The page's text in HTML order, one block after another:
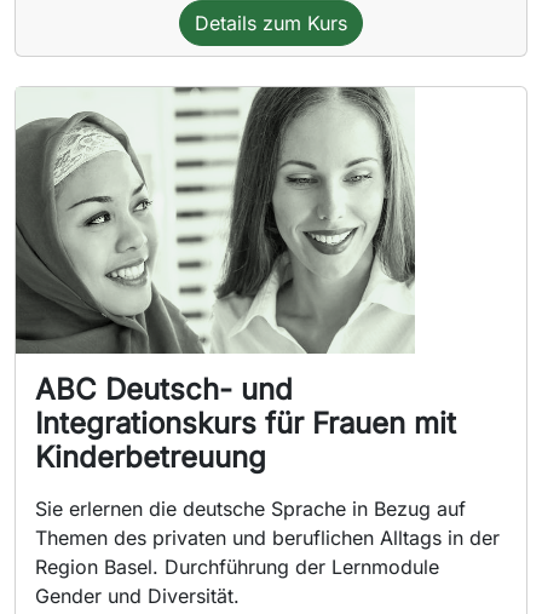
Details zum Kurs
ABC Deutsch- und
Integrationskurs für Frauen mit
Kinderbetreuung
Sie erlernen die deutsche Sprache in Bezug auf
Themen des privaten und beruflichen Alltags in der
Region Basel. Durchführung der Lernmodule
Gender und Diversität.